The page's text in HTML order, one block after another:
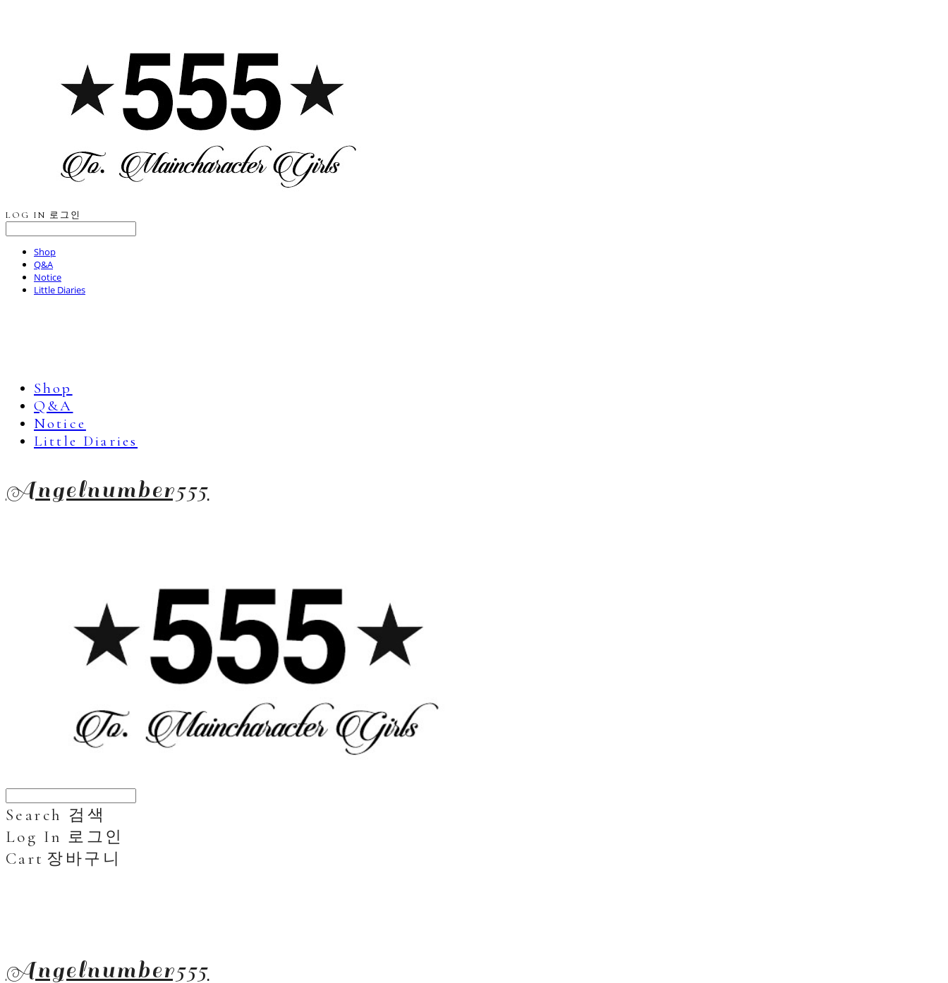
LOG IN 로그인
Shop
Q&A
Notice
Little Diaries
Shop
Q&A
Notice
Little Diaries
Angelnumber555
Search 검색
Log In 로그인
Cart 장바구니
Angelnumber555